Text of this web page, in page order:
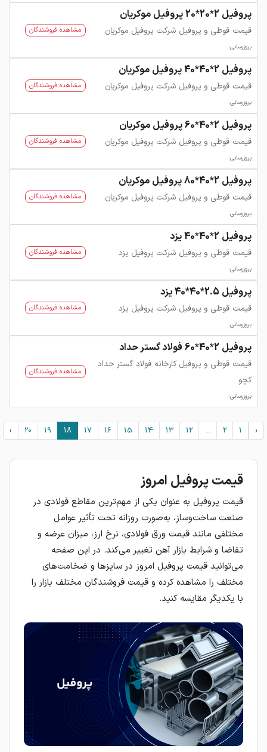
پروفیل 2*20*20 پروفیل موکریان
قیمت قوطی و پروفیل شرکت پروفیل موکریان
بروزرسانی:
مشاهده فروشندگان
پروفیل 2*40*40 پروفیل موکریان
قیمت قوطی و پروفیل شرکت پروفیل موکریان
بروزرسانی:
مشاهده فروشندگان
پروفیل 2*40*60 پروفیل موکریان
قیمت قوطی و پروفیل شرکت پروفیل موکریان
بروزرسانی:
مشاهده فروشندگان
پروفیل 2*40*80 پروفیل موکریان
قیمت قوطی و پروفیل شرکت پروفیل موکریان
بروزرسانی:
مشاهده فروشندگان
پروفیل 2*40*40 یزد
قیمت قوطی و پروفیل شرکت پروفیل یزد
بروزرسانی:
مشاهده فروشندگان
پروفیل 2.5*40*40 یزد
قیمت قوطی و پروفیل شرکت پروفیل یزد
بروزرسانی:
مشاهده فروشندگان
پروفیل 2*40*60 فولاد گستر حداد
قیمت قوطی و پروفیل کارخانه فولاد گستر حداد
کچو
بروزرسانی:
مشاهده فروشندگان
‹
1
2
...
12
13
14
15
16
17
18
19
20
›
قیمت پروفیل امروز
قیمت پروفیل به عنوان یکی از مهم‌ترین مقاطع فولادی در
صنعت ساخت‌وساز، به‌صورت روزانه تحت تأثیر عوامل
مختلفی مانند قیمت ورق فولادی، نرخ ارز، میزان عرضه و
تقاضا و شرایط بازار آهن تغییر می‌کند. در این صفحه
می‌توانید قیمت پروفیل امروز در سایزها و ضخامت‌های
مختلف را مشاهده کرده و قیمت فروشندگان مختلف بازار را
با یکدیگر مقایسه کنید.